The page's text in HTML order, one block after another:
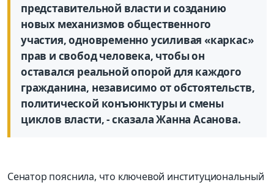
представительной власти и созданию
новых механизмов общественного
участия, одновременно усиливая «каркас»
прав и свобод человека, чтобы он
оставался реальной опорой для каждого
гражданина, независимо от обстоятельств,
политической конъюнктуры и смены
циклов власти, - сказала Жанна Асанова.
Сенатор пояснила, что ключевой институциональный